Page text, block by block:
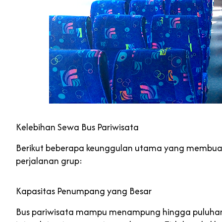
Kelebihan Sewa Bus Pariwisata
Berikut beberapa keunggulan utama yang
perjalanan grup:
Kapasitas Penumpang yang Besar
Bus pariwisata mampu menampung hingga